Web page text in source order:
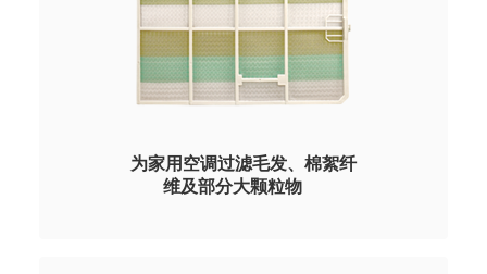
为家用空调过滤毛发、棉絮纤
维及部分大颗粒物